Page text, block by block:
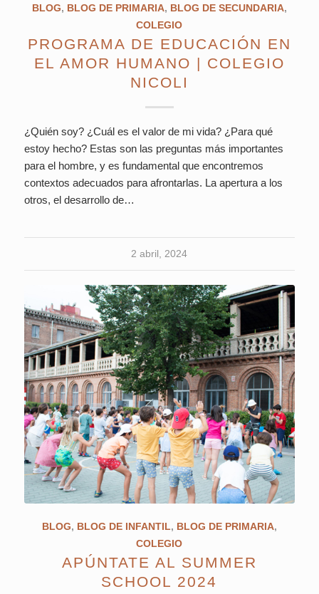
BLOG, BLOG DE PRIMARIA, BLOG DE SECUNDARIA,
COLEGIO
PROGRAMA DE EDUCACIÓN EN
EL AMOR HUMANO | COLEGIO
NICOLI
¿Quién soy? ¿Cuál es el valor de mi vida? ¿Para qué
estoy hecho? Estas son las preguntas más importantes
para el hombre, y es fundamental que encontremos
contextos adecuados para afrontarlas. La apertura a los
otros, el desarrollo de…
2 abril, 2024
BLOG, BLOG DE INFANTIL, BLOG DE PRIMARIA,
COLEGIO
APÚNTATE AL SUMMER
SCHOOL 2024